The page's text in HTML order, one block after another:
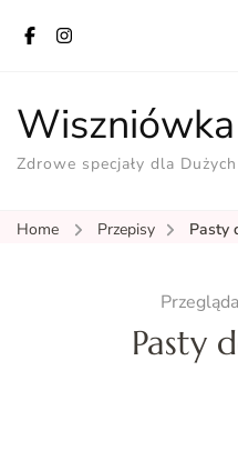
Wiszniówka
Zdrowe specjały dla Dużych
Home Przepisy Pasty
Pasty